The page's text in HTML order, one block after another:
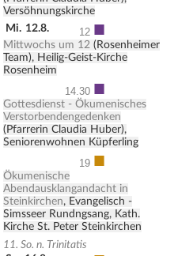
Versöhnungskirche
Mi. 12.8. 12 ■
Mittwochs um 12 (Rosenheimer
Team), Heilig-Geist-Kirche
Rosenheim
14.30 ■
Gottesdienst - Ökumenisches
Verstorbendengedenken
(Pfarrerin Claudia Huber),
Seniorenwohnen Küpferling
19 ■
Ökumenische
Abendausklangandacht in
Steinkirchen, Evangelisch -
Simsseer Rundngsang, Kath.
Kirche St. Peter Steinkirchen
11. So. n. Trinitatis